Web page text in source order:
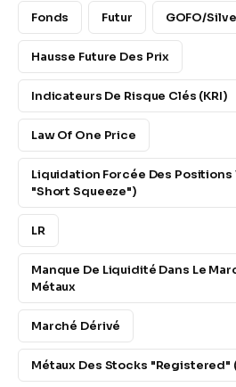
Fonds Futur GOFO/
Hausse Future Des Prix
Indicateurs De Risque Clés (KRI)
Law Of One Price
Liquidation Forcée Des Positions
"Short Squeeze")
LR
Manque De Liquidité Dans Le
Métaux
Marché Dérivé
Métaux Des Stocks